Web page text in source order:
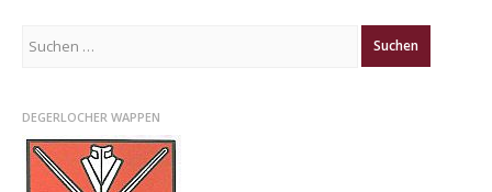
nach:
DEGERLOCHER WAPPEN